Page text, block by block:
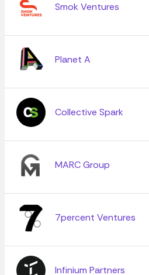
Smok Ventures
Planet A
Collective Spark
MARC Group
7percent Ventures
Infinium Partners